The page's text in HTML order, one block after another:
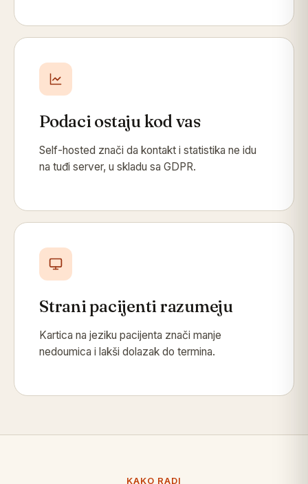
Podaci ostaju kod vas
Self-hosted znači da kontakt i statistika ne idu
na tuđi server, u skladu sa GDPR.
Strani pacijenti razumeju
Kartica na jeziku pacijenta znači manje
nedoumica i lakši dolazak do termina.
KAKO RADI